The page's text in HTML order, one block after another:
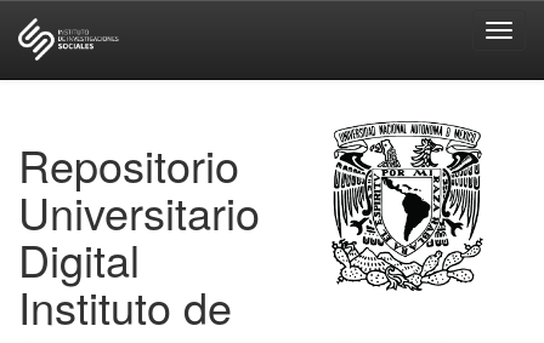
Repositorio
Universitario
Digital
Instituto de